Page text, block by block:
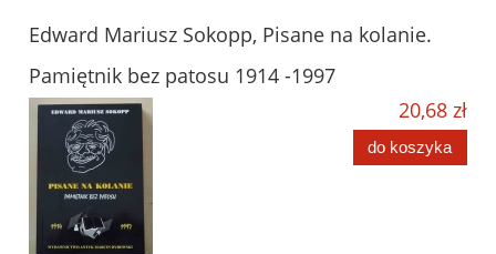
Edward Mariusz Sokopp, Pisane na kolanie.
Pamiętnik bez patosu 1914 -1997
20,68 zł
do koszyka